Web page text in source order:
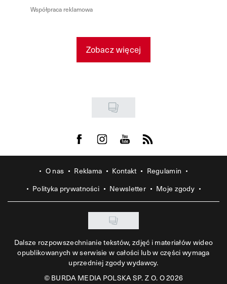
Współpraca reklamowa
Zobacz więcej
Visit us on Facebook
Visit us on Instagram
Visit us on Youtube
Visit us on Rss
O nas Reklama Kontakt
Regulamin
Polityka prywatności
Newsletter Moje zgody
Dalsze rozpowszechnianie tekstów, zdjęć i materiałów wideo
opublikowanych w serwisie w całości lub w części wymaga
uprzedniej zgody wydawcy.
©BURDA MEDIA POLSKA SP. Z O. O 2026